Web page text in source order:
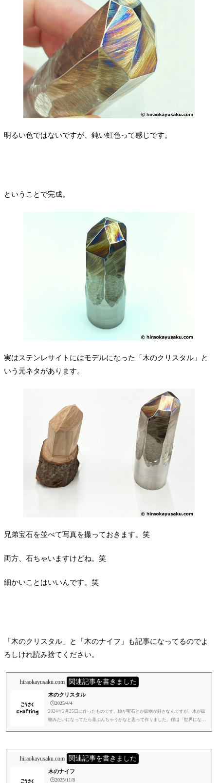
明るい色ではないですが、鈍い虹色って感じです。
ということで完成。
実はステンレサイトにはモデルになった「木のクリスタル」と
いう元ネタがあります。
兄弟宝石を並べて写真を撮っておきます。笑
両方、石ちゃいますけどね。笑
細かいことはいいんです。笑
「木のクリスタル」と「木のナイフ」も記事になってるのでよ
ろしけれ読み捨てください。
hiraokayusaku.com 関連記事を書きました
木のクリスタル
🕒️2025/4/4
2024年2月25日に作ったものです。娘が宝石とか鉱物が好きなんですが、木が鉱
物みたいになってたら喜ぶんちゃうかなと思って作りました。僕は「世界にない
どそういうもんかと、より納得すると思うんですよね。もちろん子供達も自分で
考えたものを日常的に具現化しています。人の考えてることってものすご...
hiraokayusaku.com 関連記事を書きました
木のナイフ
🕒️2025/11/8